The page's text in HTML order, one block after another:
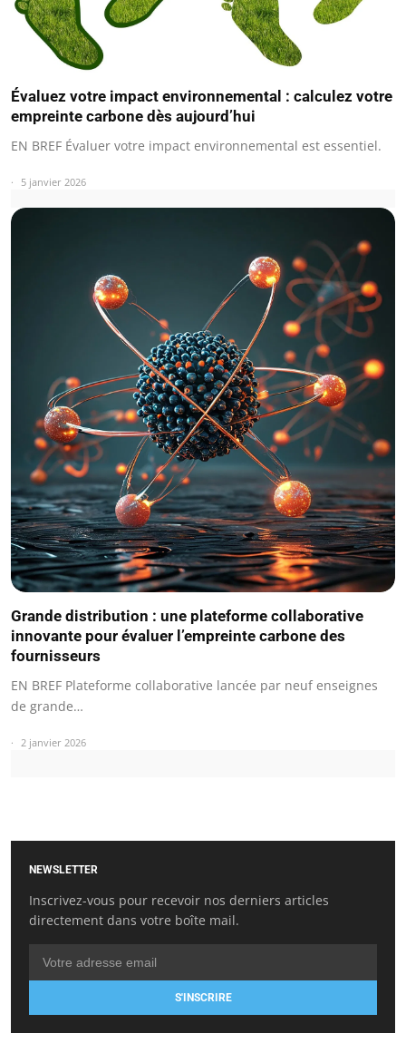
Évaluez votre impact environnemental : calculez votre
empreinte carbone dès aujourd’hui
EN BREF Évaluer votre impact environnemental est essentiel.
5 janvier 2026
Grande distribution : une plateforme collaborative
innovante pour évaluer l’empreinte carbone des
fournisseurs
EN BREF Plateforme collaborative lancée par neuf enseignes
de grande…
2 janvier 2026
NEWSLETTER
Inscrivez-vous pour recevoir nos derniers articles
directement dans votre boîte mail.
S'INSCRIRE